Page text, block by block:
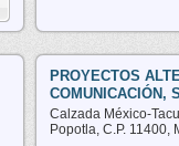
PROYECTOS
COMUNICACIÓN,
Calzada México-
Popotla, C.P. 11400,